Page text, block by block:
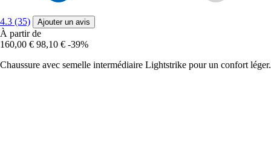
4.3 (35) Ajouter un avis
À partir de
160,00 € 98,10 € -39%
Chaussure avec semelle intermédiaire Lightstrike pour un confort léger.